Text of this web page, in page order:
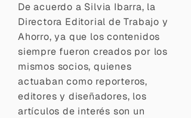
De acuerdo a Silvia Ibarra, la
Directora Editorial de Trabajo y
Ahorro, ya que los contenidos
siempre fueron creados por los
mismos socios, quienes
actuaban como reporteros,
editores y diseñadores, los
artículos de interés son un